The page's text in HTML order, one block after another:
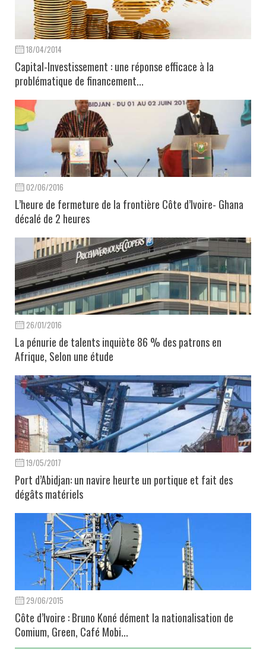
18/04/2014
Capital-Investissement : une réponse efficace à la
problématique de financement...
02/06/2016
L’heure de fermeture de la frontière Côte d’Ivoire- Ghana
décalé de 2 heures
26/01/2016
La pénurie de talents inquiète 86 % des patrons en
Afrique, Selon une étude
19/05/2017
Port d’Abidjan: un navire heurte un portique et fait des
dégâts matériels
29/06/2015
Côte d’Ivoire : Bruno Koné dément la nationalisation de
Comium, Green, Café Mobi...